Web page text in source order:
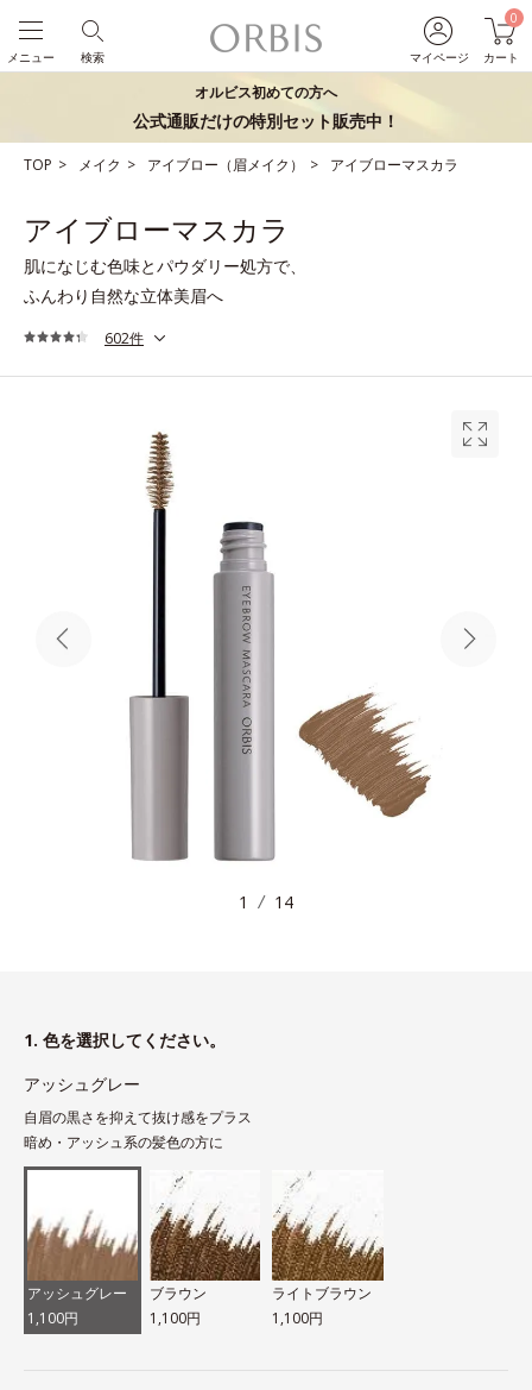
マイページ
0
カート
検索
メニュー
オルビス初めての方へ
公式通販だけの特別セット販売中！
TOP メイク アイブロー（眉メイク） アイブローマスカラ
アイブローマスカラ
肌になじむ色味とパウダリー処方で、
ふんわり自然な立体美眉へ
602件
1 14
1. 色を選択してください。
アッシュグレー
自眉の黒さを抑えて抜け感をプラス
暗め・アッシュ系の髪色の方に
アッシュグレー
1,100円
ブラウン
1,100円
ライトブラウン
1,100円